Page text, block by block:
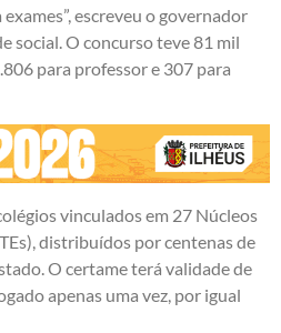
escreveu o governador
social. O concurso teve 81 mil
para professor e 307 para
vinculados em 27 Núcleos
distribuídos por centenas de
O certame terá validade de
apenas uma vez, por igual